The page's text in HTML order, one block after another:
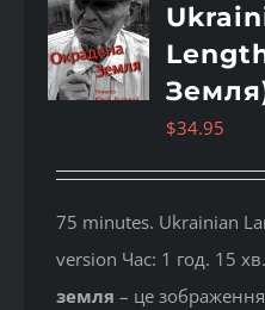
$34.95
75 minutes. Ukrainian
version Час: 1 год. 15 хв.
земля – це